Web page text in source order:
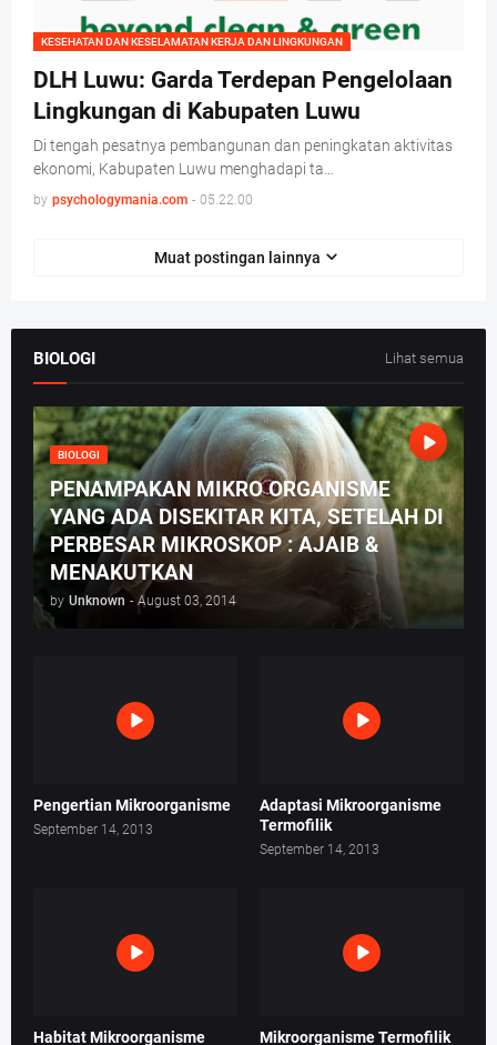
KESEHATAN DAN KESELAMATAN KERJA DAN LINGKUNGAN
DLH Luwu: Garda Terdepan Pengelolaan
Lingkungan di Kabupaten Luwu
Di tengah pesatnya pembangunan dan peningkatan aktivitas
ekonomi, Kabupaten Luwu menghadapi ta…
by psychologymania.com - 05.22.00
Muat postingan lainnya
BIOLOGI Lihat semua
BIOLOGI
PENAMPAKAN MIKRO ORGANISME
YANG ADA DISEKITAR KITA, SETELAH DI
PERBESAR MIKROSKOP : AJAIB &
MENAKUTKAN
by Unknown - August 03, 2014
Pengertian Mikroorganisme
September 14, 2013
Adaptasi Mikroorganisme
Termofilik
September 14, 2013
Habitat Mikroorganisme Mikroorganisme Termofilik